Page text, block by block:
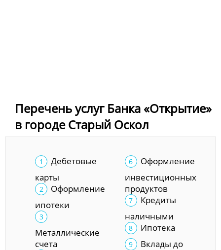
Перечень услуг Банка «Открытие»
в городе Старый Оскол
Дебетовые
карты
Оформление
ипотеки
Металлические
счета
Оформление
инвестиционных
продуктов
Кредиты
наличными
Ипотека
Вклады до